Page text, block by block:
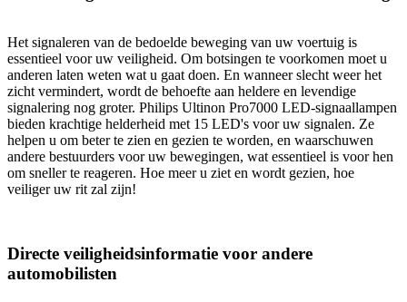
Het signaleren van de bedoelde beweging van uw voertuig is
essentieel voor uw veiligheid. Om botsingen te voorkomen moet u
anderen laten weten wat u gaat doen. En wanneer slecht weer het
zicht vermindert, wordt de behoefte aan heldere en levendige
signalering nog groter. Philips Ultinon Pro7000 LED-signaallampen
bieden krachtige helderheid met 15 LED's voor uw signalen. Ze
helpen u om beter te zien en gezien te worden, en waarschuwen
andere bestuurders voor uw bewegingen, wat essentieel is voor hen
om sneller te reageren. Hoe meer u ziet en wordt gezien, hoe
veiliger uw rit zal zijn!
Directe veiligheidsinformatie voor andere
automobilisten